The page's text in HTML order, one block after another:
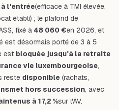
l'entrée(efficace à TMI élevée,
établi) ; le plafond de
fixé à 48 060 €en 2026, et
est désormais porté de 3 à 5
est bloquée jusqu'à la retraite
vie luxembourgeoise,
reste disponible (rachats,
hors succession, avec
à 17,2 %sur l'AV.